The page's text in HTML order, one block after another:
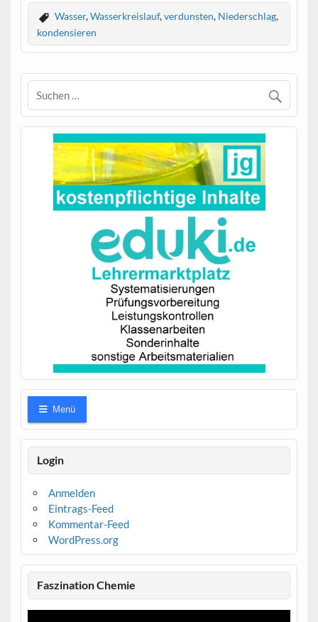
Wasser,Wasserkreislauf,verdunsten, Niederschlag,
kondensieren
Menü
Login
Anmelden
Eintrags-Feed
Kommentar-Feed
WordPress.org
Faszination Chemie
Video-